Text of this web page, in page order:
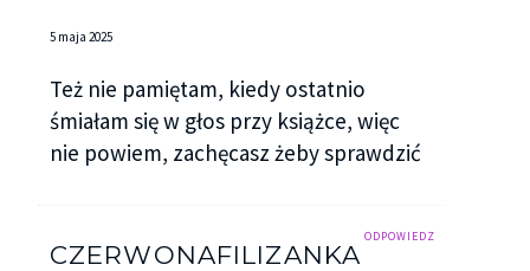
5 maja 2025
Też nie pamiętam, kiedy ostatnio
śmiałam się w głos przy książce, więc
nie powiem, zachęcasz żeby sprawdzić
ODPOWIEDZ
CZERWONAFILIZANKA